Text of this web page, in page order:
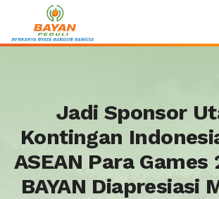
Jadi Sponsor
Kontingan
ASEAN Para Games
BAYAN Diapresiasi